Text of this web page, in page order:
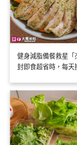
健身減脂備餐救星「
封即食超省時，每天